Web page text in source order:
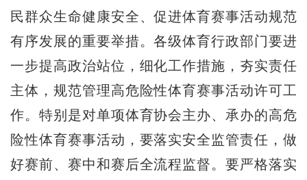
民群众生命健康安全、促进体育赛事活动规范
有序发展的重要举措。各级体育行政部门要进
一步提高政治站位，细化工作措施，夯实责任
主体，规范管理高危险性体育赛事活动许可工
作。特别是对单项体育协会主办、承办的高危
险性体育赛事活动，要落实安全监管责任，做
好赛前、赛中和赛后全流程监督。要严格落实